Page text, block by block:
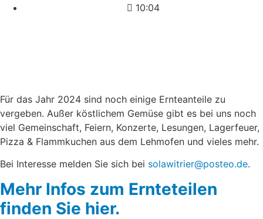
10:04
Für das Jahr 2024 sind noch einige Ernteanteile zu
vergeben. Außer köstlichem Gemüse gibt es bei uns noch
viel Gemeinschaft, Feiern, Konzerte, Lesungen, Lagerfeuer,
Pizza & Flammkuchen aus dem Lehmofen und vieles mehr.
Bei Interesse melden Sie sich bei solawitrier@posteo.de.
Mehr Infos zum Ernteteilen
finden Sie hier.